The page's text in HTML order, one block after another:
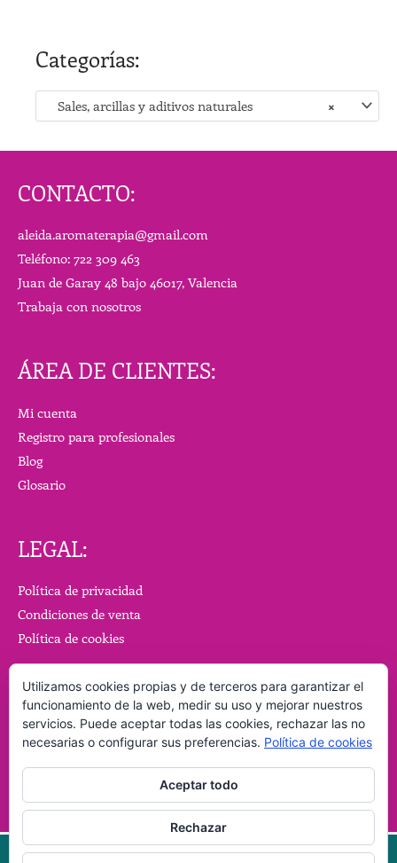
Categorías:
×
Sales, arcillas y aditivos naturales
CONTACTO:
aleida.aromaterapia@gmail.com
Teléfono: 722 309 463
Juan de Garay 48 bajo 46017, Valencia
Trabaja con nosotros
ÁREA DE CLIENTES:
Mi cuenta
Registro para profesionales
Blog
Glosario
LEGAL:
Política de privacidad
Condiciones de venta
Política de cookies
Utilizamos cookies propias y de terceros para garantizar el
funcionamiento de la web, medir su uso y mejorar nuestros
servicios. Puede aceptar todas las cookies, rechazar las no
necesarias o configurar sus preferencias. Política de cookies
Aceptar todo
Rechazar